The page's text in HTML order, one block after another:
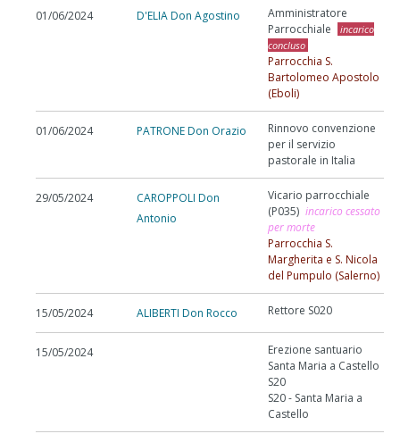
01/06/2024 D'ELIA Don Agostino
Amministratore
Parrocchiale
incarico
concluso
Parrocchia S.
Bartolomeo Apostolo
(Eboli)
01/06/2024 PATRONE Don Orazio
Rinnovo convenzione
per il servizio
pastorale in Italia
29/05/2024
CAROPPOLI Don
Antonio
Vicario parrocchiale
(P035) incarico cessato
per morte
Parrocchia S.
Margherita e S. Nicola
del Pumpulo (Salerno)
15/05/2024 ALIBERTI Don Rocco Rettore S020
15/05/2024
Erezione santuario
Santa Maria a Castello
S20
S20 - Santa Maria a
Castello